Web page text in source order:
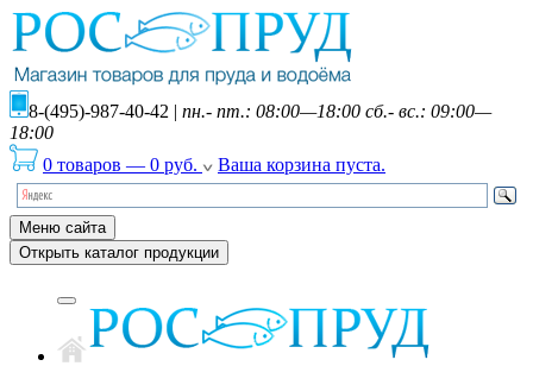
8-(495)-987-40-42 | пн.- пт.: 08:00—18:00 сб.- вс.: 09:00—
18:00
0 товаров — 0 руб. Ваша корзина пуста.
Меню сайта
Открыть каталог продукции